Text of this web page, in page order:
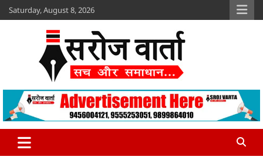
Skip
to
Saturday, August 8, 2026
Sroj Varta
www.srojvarta.in